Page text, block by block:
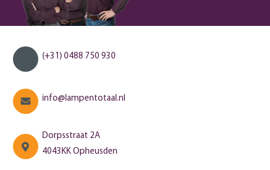
(+31) 0488 750 930
info@lampentotaal.nl
Dorpsstraat 2A
4043KK Opheusden